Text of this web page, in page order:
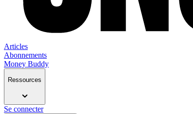
Articles
Abonnements
Money Buddy
Ressources
Se connecter